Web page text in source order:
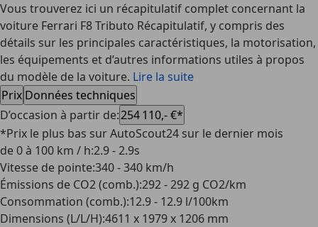
Vous trouverez ici un récapitulatif complet concernant la
voiture Ferrari F8 Tributo Récapitulatif, y compris des
détails sur les principales caractéristiques, la motorisation,
les équipements et d’autres informations utiles à propos
du modèle de la voiture. Lire la suite
Prix Données techniques
D’occasion à partir de:254 110,- €*
*Prix le plus bas sur AutoScout24 sur le dernier mois
de 0 à 100 km / h:2.9 - 2.9s
Vitesse de pointe:340 - 340 km/h
Émissions de CO2 (comb.):292 - 292 g CO2/km
Consommation (comb.):12.9 - 12.9 l/100km
Dimensions (L/L/H):4611 x 1979 x 1206 mm